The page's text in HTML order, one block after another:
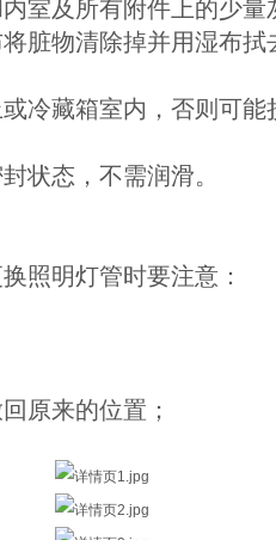
室及所有附件上的少量
脏物清除掉并用湿布拭
冷藏箱室内，否则可
状态，不需润滑。
照明灯管时要注意：
原来的位置；